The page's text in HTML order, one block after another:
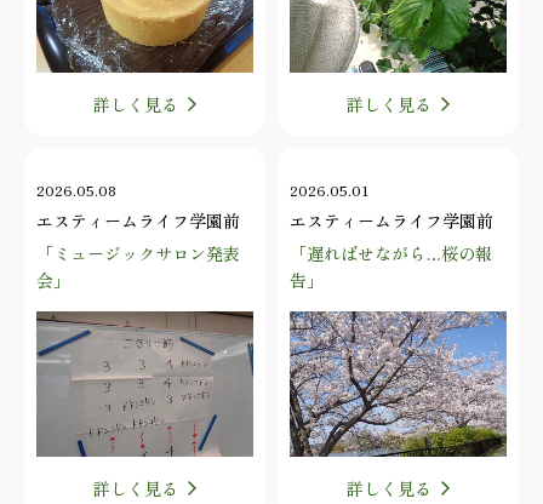
詳しく見る 詳しく見る
2026.05.08
エスティームライフ学園前
「ミュージックサロン発表
会」
詳しく見る
2026.05.01
エスティームライフ学園前
「遅ればせながら…桜の報
告」
詳しく見る